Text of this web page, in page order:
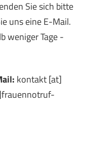
Sie sich bitte
uns eine E-Mail.
weniger Tage -
kontakt[at]